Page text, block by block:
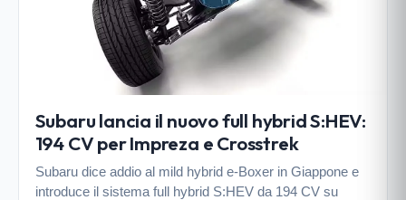
Subaru lancia il nuovo full hybrid S:HEV:
194 CV per Impreza e Crosstrek
Subaru dice addio al mild hybrid e-Boxer in Giappone e
introduce il sistema full hybrid S:HEV da 194 CV su